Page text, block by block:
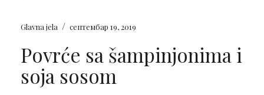
Glavna jela / септембар 19, 2019
Povrće sa šampinjonima i
soja sosom